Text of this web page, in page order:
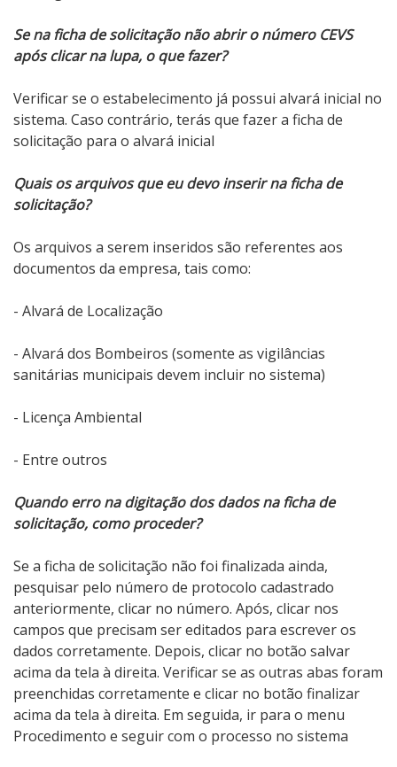
Se na ficha de solicitação não abrir o número CEVS
após clicar na lupa, o que fazer?
Verificar se o estabelecimento já possui alvará inicial no
sistema. Caso contrário, terás que fazer a ficha de
solicitação para o alvará inicial
Quais os arquivos que eu devo inserir na ficha de
solicitação?
Os arquivos a serem inseridos são referentes aos
documentos da empresa, tais como:
- Alvará de Localização
- Alvará dos Bombeiros (somente as vigilâncias
sanitárias municipais devem incluir no sistema)
- Licença Ambiental
- Entre outros
Quando erro na digitação dos dados na ficha de
solicitação, como proceder?
Se a ficha de solicitação não foi finalizada ainda,
pesquisar pelo número de protocolo cadastrado
anteriormente, clicar no número. Após, clicar nos
campos que precisam ser editados para escrever os
dados corretamente. Depois, clicar no botão salvar
acima da tela à direita. Verificar se as outras abas foram
preenchidas corretamente e clicar no botão finalizar
acima da tela à direita. Em seguida, ir para o menu
Procedimento e seguir com o processo no sistema